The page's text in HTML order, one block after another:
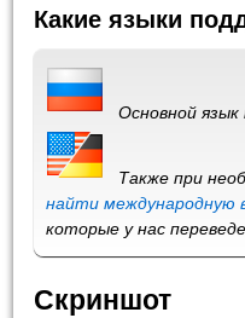
Какие языки
Основной
Также при
найти международную
которые у нас
Скриншот